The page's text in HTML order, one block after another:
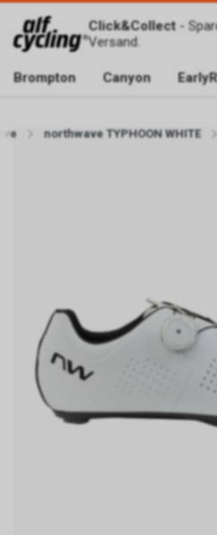
Click&Collect-
Versand.
Brompton Canyon
northwave TYPHOON WHITE